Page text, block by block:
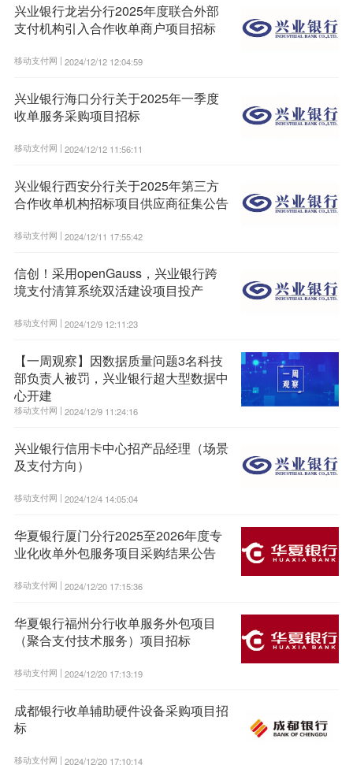
兴业银行龙岩分行2025年度联合外部
支付机构引入合作收单商户项目招标
移动支付网 | 2024/12/12 12:04:59
兴业银行海口分行关于2025年一季度
收单服务采购项目招标
移动支付网 | 2024/12/12 11:56:11
兴业银行西安分行关于2025年第三方
合作收单机构招标项目供应商征集公告
移动支付网 | 2024/12/11 17:55:42
信创！采用openGauss，兴业银行跨
境支付清算系统双活建设项目投产
移动支付网 | 2024/12/9 12:11:23
【一周观察】因数据质量问题3名科技
部负责人被罚，兴业银行超大型数据中
心开建
移动支付网 | 2024/12/9 11:24:16
兴业银行信用卡中心招产品经理（场景
及支付方向）
移动支付网 | 2024/12/4 14:05:04
华夏银行厦门分行2025至2026年度专
业化收单外包服务项目采购结果公告
移动支付网 | 2024/12/20 17:15:36
华夏银行福州分行收单服务外包项目
（聚合支付技术服务）项目招标
移动支付网 | 2024/12/20 17:13:19
成都银行收单辅助硬件设备采购项目招
标
移动支付网 | 2024/12/20 17:10:14